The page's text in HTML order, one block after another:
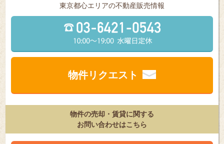
東京都⼼エリアの不動産販売情報
物件リクエスト
物件の売却・賃貸に関する
お問い合わせはこちら